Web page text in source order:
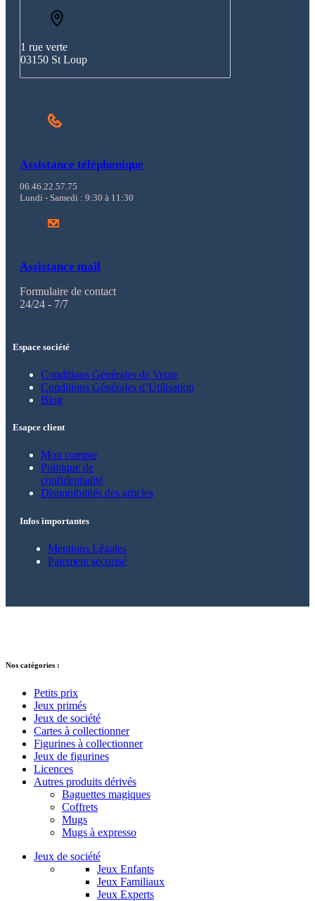
1 rue verte
03150 St Loup
Assistance téléphonique
06.46.22.57.75
Lundi - Samedi : 9:30 à 11:30
Assistance mail
Formulaire de contact
24/24 - 7/7
Espace société
Conditions Générales de Vente
Conditions Générales d’Utilisation
Blog
Esapce client
Mon compte
Politique de
confidentialité
Disponibilités des articles
Infos importantes
Mentions Légales
Paiement securisé
Nos catégories :
Petits prix
Jeux primés
Jeux de société
Cartes à collectionner
Figurines à collectionner
Jeux de figurines
Licences
Autres produits dérivés
Baguettes magiques
Coffrets
Mugs
Mugs à expresso
Jeux de société
Jeux Enfants
Jeux Familiaux
Jeux Experts